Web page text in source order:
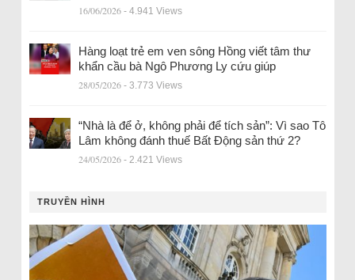
16/06/2026 - 4.941 Views
Hàng loạt trẻ em ven sông Hồng viết tâm thư
khẩn cầu bà Ngô Phương Ly cứu giúp
28/05/2026 - 3.773 Views
“Nhà là để ở, không phải để tích sản”: Vì sao Tô
Lâm không đánh thuế Bất Động sản thứ 2?
24/05/2026 - 2.421 Views
TRUYỀN HÌNH